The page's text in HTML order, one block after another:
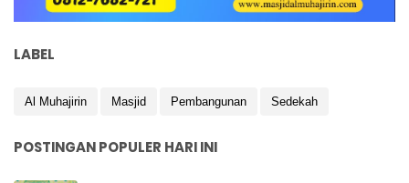
LABEL
Al Muhajirin Masjid Pembangunan Sedekah
POSTINGAN POPULER HARI INI